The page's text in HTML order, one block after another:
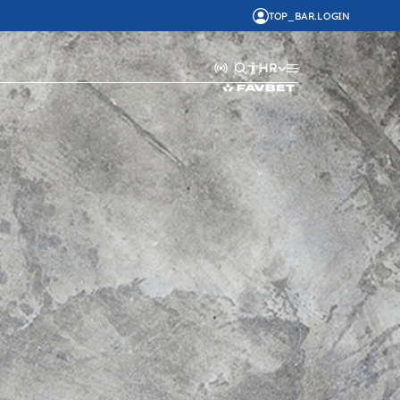
TOP_BAR.LOGIN
HR